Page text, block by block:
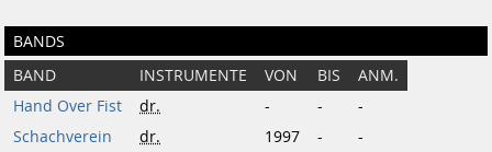
BANDS
BAND INSTRUMENTE VON BIS
ANM.
Hand Over Fist
dr. - -
-
Schachverein
dr. 1997 -
-